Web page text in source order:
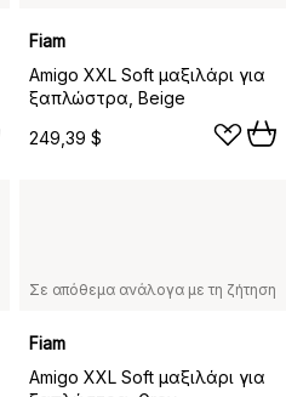
Fiam
Amigo XXL Soft μαξιλάρι για
ξαπλώστρα, Beige
249,39 $
Σε απόθεμα ανάλογα με τη ζήτηση
Fiam
Amigo XXL Soft μαξιλάρι για